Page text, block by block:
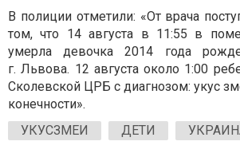
В полиции отметили: «От врача
том, что 14 августа в 11:55 в
умерла девочка 2014 года
г. Львова. 12 августа около 1:00
Сколевской ЦРБ с диагнозом: укус
конечности».
УКУСЗМЕИ
ДЕТИ